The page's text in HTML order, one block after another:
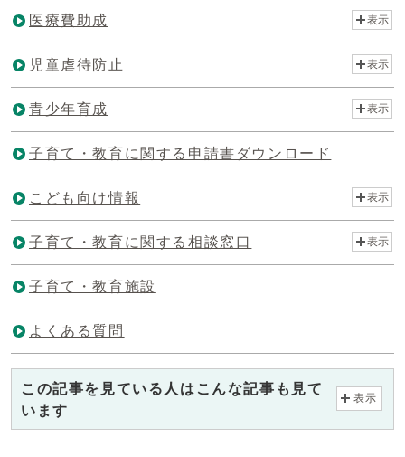
医療費助成 表示
児童虐待防止 表示
青少年育成 表示
子育て・教育に関する申請書ダウンロード
こども向け情報 表示
子育て・教育に関する相談窓口 表示
子育て・教育施設
よくある質問
この記事を見ている人はこんな記事も見て
います
表示